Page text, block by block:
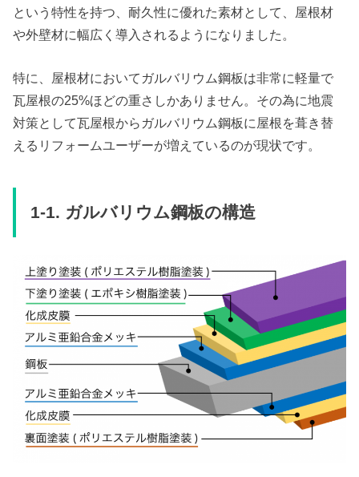
という特性を持つ、耐久性に優れた素材として、屋根材
や外壁材に幅広く導入されるようになりました。
特に、屋根材においてガルバリウム鋼板は非常に軽量で
瓦屋根の25%ほどの重さしかありません。その為に地震
対策として瓦屋根からガルバリウム鋼板に屋根を葺き替
えるリフォームユーザーが増えているのが現状です。
1-1. ガルバリウム鋼板の構造